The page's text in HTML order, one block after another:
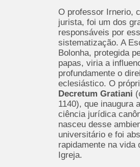
O professor Irnerio,
jurista, foi um dos
responsáveis por
sistematização. A
Bolonha, protegida
papas, viria a
profundamente o
eclesiástico. O
Decretum Gratiani
1140), que inaugura a
ciência jurídica
nasceu desse
universitário e foi
rapidamente na vida
Igreja.